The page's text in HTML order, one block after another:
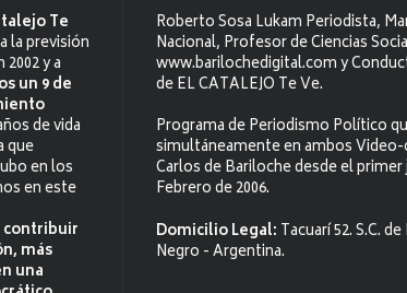
Te
la previsión
y a
un 9 de
de vida
que
en los
en este
contribuir
más
una
Roberto Sosa Lukam Periodista,
Nacional, Profesor de Ciencias
www.barilochedigital.com y
de EL CATALEJO Te Ve.
Programa de Periodismo Político
simultáneamente en ambos Video-
Carlos de Bariloche desde el primer
Febrero de 2006.
Domicilio Legal: Tacuarí 52. S.C.
Negro - Argentina.